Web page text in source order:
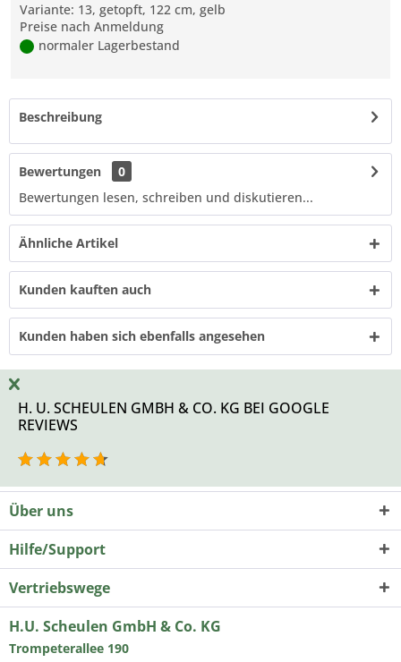
Variante: 13, getopft, 122 cm, gelb
Preise nach Anmeldung
normaler Lagerbestand
Beschreibung
Bewertungen
0
Bewertungen lesen, schreiben und diskutieren...
Ähnliche Artikel
Kunden kauften auch
Kunden haben sich ebenfalls angesehen
H. U. SCHEULEN GMBH & CO. KG BEI GOOGLE
REVIEWS
Über uns
Hilfe/Support
Vertriebswege
H.U. Scheulen GmbH & Co. KG
Trompeterallee 190